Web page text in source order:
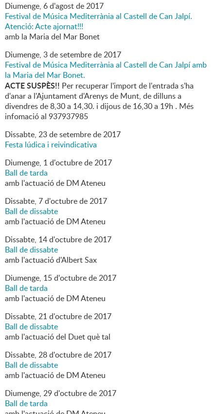
Diumenge, 6d'agostde2017
Festival de Música Mediterrània al Castell de Can Jalpí.
Atenció: Acte ajornat!!!
amb la Maria del Mar Bonet
Diumenge, 3desetembrede2017
Festival de Música Mediterrània al Castell de Can Jalpí amb
la Maria del Mar Bonet.
ACTE SUSPÈS!! Per recuperar l'import de l'entrada s'ha
d'anar a l'Ajuntament d'Arenys de Munt, de dilluns a
divendres de 8,30 a 14,30. i dijous de 16,30 a 19h . Més
infomació al 937937985
Dissabte, 23desetembrede2017
Festa lúdica i reivindicativa
Diumenge, 1d'octubrede2017
Ball de tarda
amb l'actuació de DM Ateneu
Dissabte, 7d'octubrede2017
Ball de dissabte
amb l'actuació de DM Ateneu
Dissabte, 14d'octubrede2017
Ball de dissabte
amb l'actuació d'Albert Sax
Diumenge, 15d'octubrede2017
Ball de tarda
amb l'actuació de DM Ateneu
Dissabte, 21d'octubrede2017
Ball de dissabte
amb l'actuació del Duet què tal
Dissabte, 28d'octubrede2017
Ball de dissabte
amb l'actuació de DM Ateneu
Diumenge, 29d'octubrede2017
Ball de tarda